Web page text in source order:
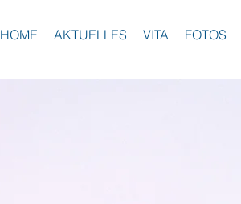
HOME AKTUELLES VITA FOTOS